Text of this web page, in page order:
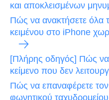
και αποκλεισμένων
Πώς να ανακτήσετε όλα
κειμένου στο iPhone
[Πλήρης οδηγός] Πώς να
κείμενο που δεν
Πώς να επαναφέρετε
φωνητικού